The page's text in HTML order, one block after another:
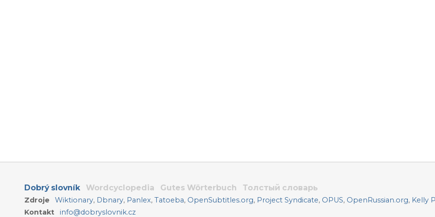
Dobrý slovník Wordcyclopedia Gutes Wörterbuch Толстый словарь
Zdroje Wiktionary, Dbnary, Panlex,Tatoeba, OpenSubtitles.org, Project Syndicate, OPUS, OpenRussian.org, Kelly
Kontakt
info@dobryslovnik.cz